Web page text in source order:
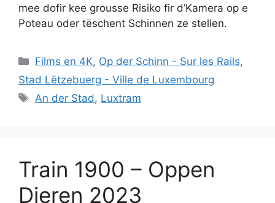
mee dofir kee grousse Risiko fir d’Kamera op e
Poteau oder tëschent Schinnen ze stellen.
Catégories
Films en 4K, Op der Schinn - Sur les Rails,
Stad Lëtzebuerg - Ville de Luxembourg
Étiquettes
An der Stad, Luxtram
Train 1900 – Oppen
Dieren 2023